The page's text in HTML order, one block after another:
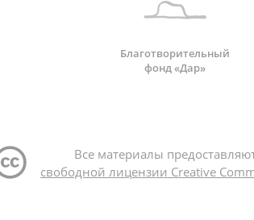
Благотворительный
фонд «Дар»
Все материалы
свободной лицензии Creative